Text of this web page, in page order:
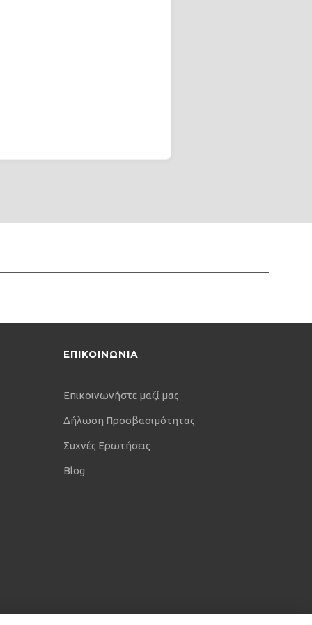
ΕΠΙΚΟΙΝΩΝΙΑ
Επικοινωνήστε μαζί μας
Δήλωση Προσβασιμότητας
Συχνές Ερωτήσεις
Blog